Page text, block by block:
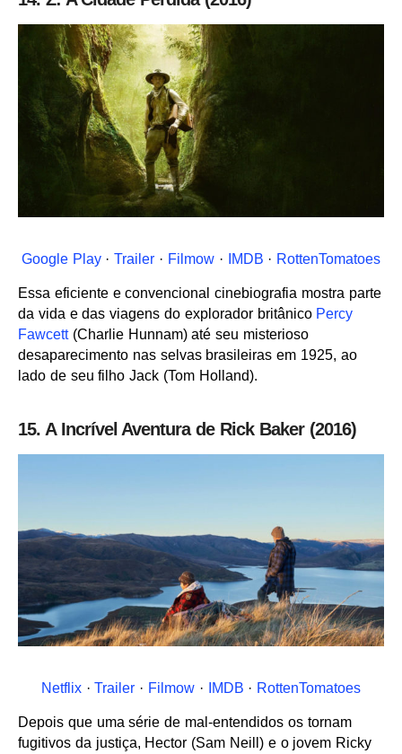
Google Play·Trailer · Filmow· IMDB · RottenTomatoes
Essa eficiente e convencional cinebiografia mostra parte
da vida e das viagens do explorador britânico Percy
Fawcett(Charlie Hunnam) até seu misterioso
desaparecimento nas selvas brasileiras em 1925, ao
lado de seu filho Jack (Tom Holland).
15. A Incrível Aventura de Rick Baker (2016)
Netflix·Trailer · Filmow · IMDB · RottenTomatoes
Depois que uma série de mal-entendidos os tornam
fugitivos da justiça, Hector (Sam Neill) e o jovem Ricky